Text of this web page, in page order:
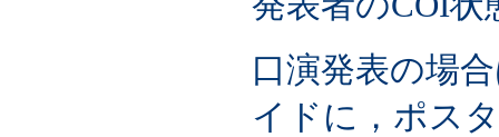
口演発表の場
イドに，ポス